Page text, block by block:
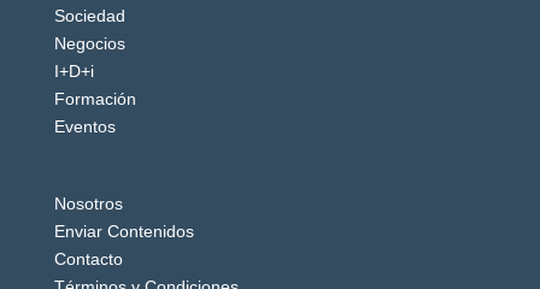
Sociedad
Negocios
I+D+i
Formación
Eventos
Nosotros
Enviar Contenidos
Contacto